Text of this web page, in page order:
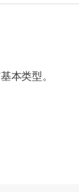
本类型。